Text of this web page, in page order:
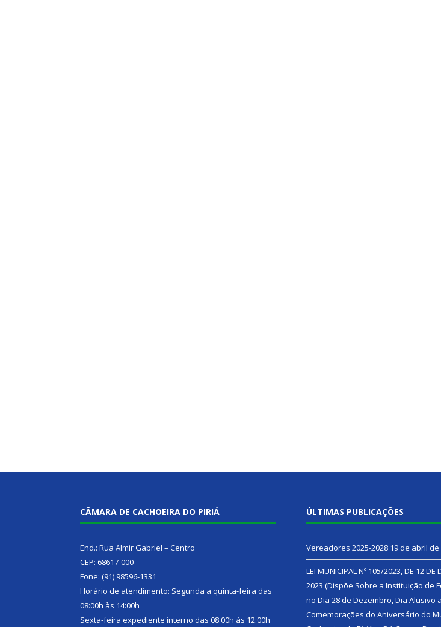
CÂMARA DE CACHOEIRA DO PIRIÁ
End.: Rua Almir Gabriel – Centro
CEP: 68617-000
Fone: (91) 98596-1331
Horário de atendimento: Segunda a quinta-feira das
08:00h às 14:00h
Sexta-feira expediente interno das 08:00h às 12:00h
ÚLTIMAS PUBLICAÇÕES
Vereadores 2025-2028 19 de abril de
LEI MUNICIPAL Nº 105/2023, DE 12 DE
2023 (Dispõe Sobre a Instituição de
no Dia 28 de Dezembro, Dia Alusivo
Comemorações do Aniversário do